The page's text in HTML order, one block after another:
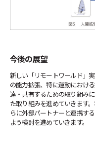
今後の展望
新しい「リモートワールド」
の能力拡張、特に運動におけ
達・共有するための取り組み
た取り組みを進めていきます
らに外部パートナーと連携す
よう検討を進めていきます。